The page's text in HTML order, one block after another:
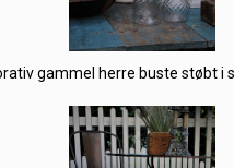
gammel herre buste støbt i